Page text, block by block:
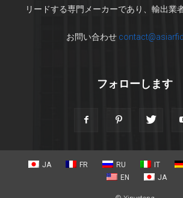
リードする専門メーカーであり、輸出業
お問い合わせ
フォローします
JA FR RU IT
EN
JA